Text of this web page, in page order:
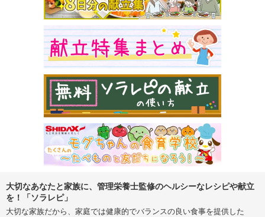
大切なあなたと家族に、管理栄養士監修のヘルシーなレシピや献立
を！「ソラレピ」
大切な家族だから、家庭では健康的でバランスの良い食事を提供した